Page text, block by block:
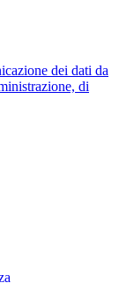
dei dati da
di